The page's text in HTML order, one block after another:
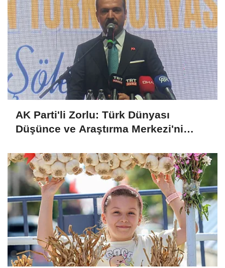
AK Parti'li Zorlu: Türk Dünyası
Düşünce ve Araştırma Merkezi'ni